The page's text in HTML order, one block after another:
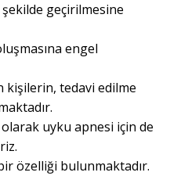
geçirilmesine
engel
kişilerin, tedavi edilme
olarak uyku apnesi için de
özelliği bulunmaktadır.